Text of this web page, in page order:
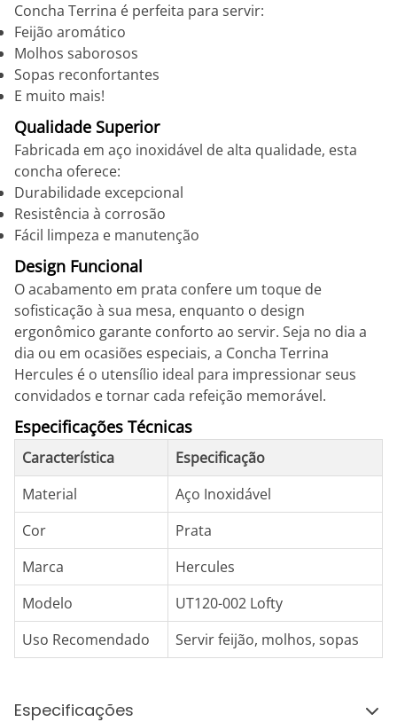
Concha Terrina é perfeita para servir:
Feijão aromático
Molhos saborosos
Sopas reconfortantes
E muito mais!
Qualidade Superior
Fabricada em aço inoxidável de alta qualidade, esta
concha oferece:
Durabilidade excepcional
Resistência à corrosão
Fácil limpeza e manutenção
Design Funcional
O acabamento em prata confere um toque de
sofisticação à sua mesa, enquanto o design
ergonômico garante conforto ao servir. Seja no dia a
dia ou em ocasiões especiais, a Concha Terrina
Hercules é o utensílio ideal para impressionar seus
convidados e tornar cada refeição memorável.
Especificações Técnicas
Característica
Especificação
Material
Aço Inoxidável
Cor
Prata
Marca
Hercules
Modelo
UT120-002 Lofty
Uso Recomendado
Servir feijão, molhos, sopas
Especificações